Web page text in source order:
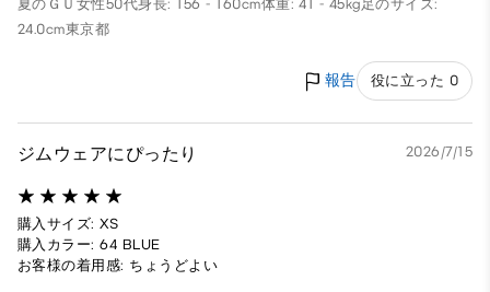
夏のＧＵ 女性50代身長: 156 - 160cm体重: 41 - 45kg 足のサイズ:
24.0cm東京都
報告 役に立った 0
ジムウェアにぴったり 2026/7/15
購入サイズ: XS
購入カラー: 64 BLUE
お客様の着用感: ちょうどよい